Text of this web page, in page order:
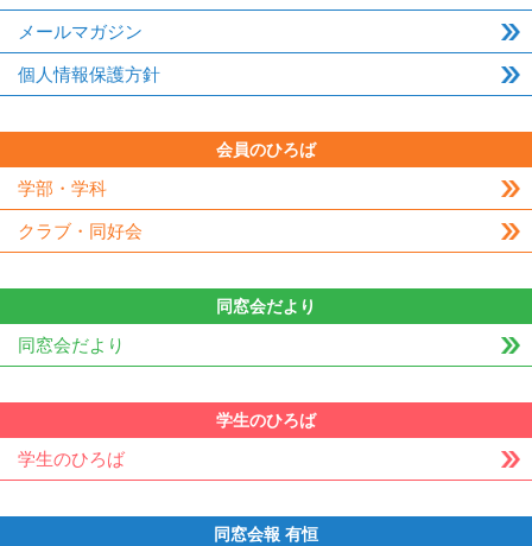
メールマガジン
個人情報保護方針
会員のひろば
学部・学科
クラブ・同好会
同窓会だより
同窓会だより
学生のひろば
学生のひろば
同窓会報 有恒